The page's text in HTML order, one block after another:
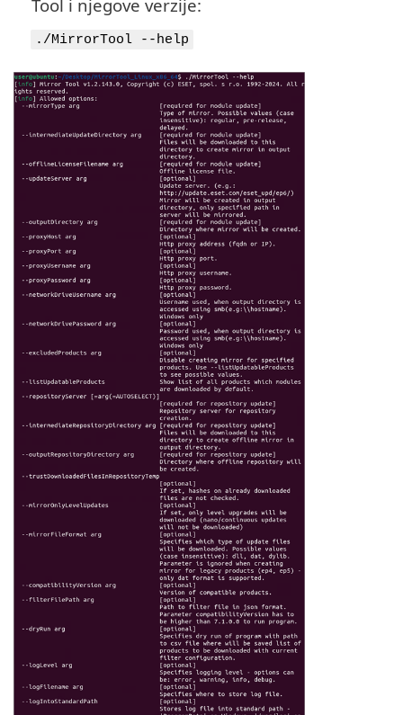
Tool i njegove verzije:
./MirrorTool --help